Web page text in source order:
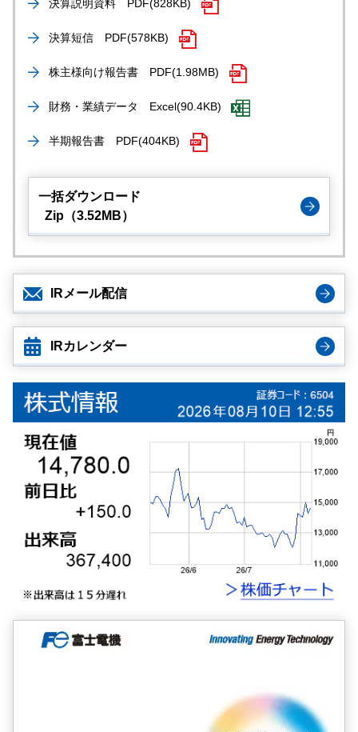
決算説明資料 PDF(828KB)
決算短信 PDF(578KB)
株主様向け報告書 PDF(1.98MB)
財務・業績データ Excel(90.4KB)
半期報告書 PDF(404KB)
一括ダウンロード
Zip（3.52MB）
IRメール配信
IRカレンダー